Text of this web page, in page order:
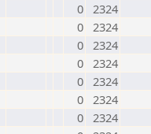
0 2324
0 2324
0 2324
0 2324
0 2324
0 2324
0 2324